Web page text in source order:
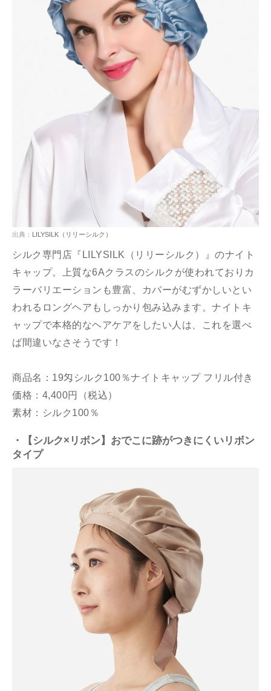
出典： LILYSILK（リリーシルク）
シルク専門店『LILYSILK（リリーシルク）』のナイト
キャップ。上質な6Aクラスのシルクが使われておりカ
ラーバリエーションも豊富、カバーがむずかしいとい
われるロングヘアもしっかり包み込みます。ナイトキ
ャップで本格的なヘアケアをしたい人は、これを選べ
ば間違いなさそうです！
商品名：19匁シルク100％ナイトキャップ フリル付き
価格：4,400円（税込）
素材：シルク100％
・【シルク×リボン】おでこに跡がつきにくいリボン
タイプ